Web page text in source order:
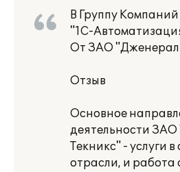
В Группу Компаний
"1С-
От ЗАО "Дженерал
Отзыв
Основное
деятельности
Текникс" - услуги
отрасли, и работа